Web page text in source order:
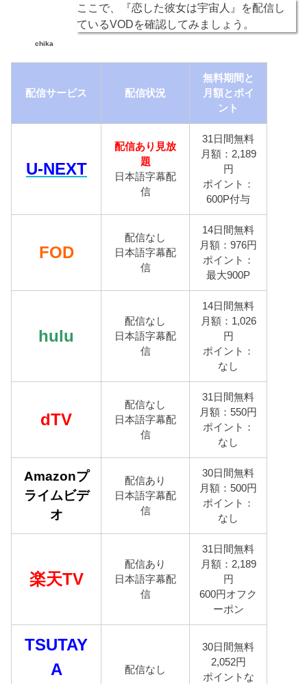
chika
ここで、『恋した彼女は宇宙人』を配信し
ているVODを確認してみましょう。
配信サービス 配信状況
無料期間と
月額とポイ
ント
U-NEXT
配信あり見放
題
日本語字幕配
信
31日間無料
月額：2,189
円
ポイント：
600P付与
FOD
配信なし
日本語字幕配
信
14日間無料
月額：976円
ポイント：
最大900P
hulu
配信なし
日本語字幕配
信
14日間無料
月額：1,026
円
ポイント：
なし
dTV
配信なし
日本語字幕配
信
31日間無料
月額：550円
ポイント：
なし
Amazonプ
ライムビデ
オ
配信あり
日本語字幕配
信
30日間無料
月額：500円
ポイント：
なし
楽天TV
配信あり
日本語字幕配
信
31日間無料
月額：2,189
円
600円オフク
ーポン
TSUTAY
A
配信なし
30日間無料
2,052円
ポイントな